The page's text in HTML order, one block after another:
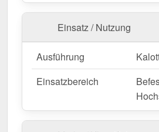
Einsatz / Nutzung
Ausführung
Einsatzbereich